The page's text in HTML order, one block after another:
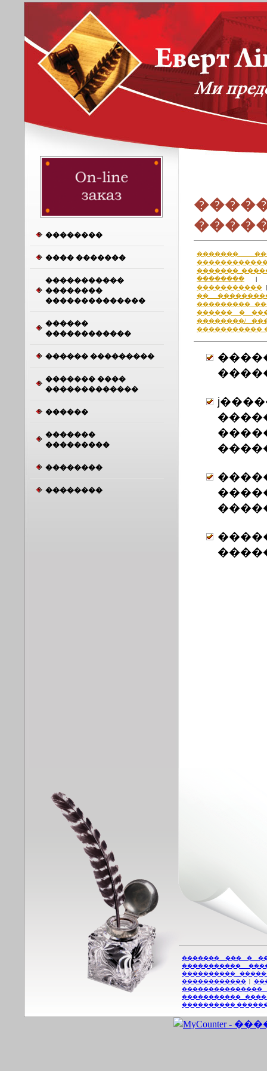
��������
���� �������
�����������
��������
��������������
������
������������
������ ���������
������� ����
�������������
������
�������
���������
��������
��������
�������
�������
��������
�����������
��
���������
������ �
��������/
�����������
������� ��� �
�����������
����������
������������
�����������
����������